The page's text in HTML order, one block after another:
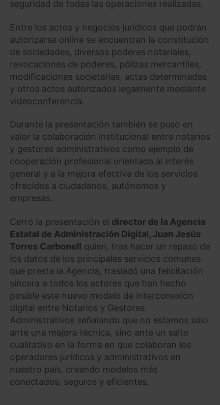
seguridad de todas las operaciones realizadas.
Entre los actos y negocios jurídicos que podrán
autorizarse online se encuentran la constitución
de sociedades, diversos poderes notariales,
revocaciones de poderes, pólizas mercantiles,
modificaciones societarias, actas determinadas
y otros actos autorizados legalmente mediante
videoconferencia.
Durante la presentación también se puso en
valor la colaboración institucional entre notarios
y gestores administrativos como ejemplo de
cooperación profesional orientada al interés
general y a la mejora efectiva de los servicios
ofrecidos a ciudadanos, autónomos y
empresas.
Cerró la presentación el director de la Agencia
Estatal de Administración Digital, Juan Jesús
Torres Carbonell quien, tras hacer un repaso de
los datos de los principales servicios comunes
que presta la Agencia, trasladó una felicitación
sincera a todos los actores que han hecho
posible este nuevo modelo de interconexión
digital entre Notarios y Gestores
Administrativos señalando que no estamos sólo
ante una mejora técnica, sino ante un salto
cualitativo en la forma en que colaboran los
operadores jurídicos y administrativos en
nuestro país, creando modelos más
conectados, seguros y eficientes.